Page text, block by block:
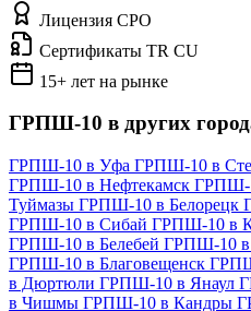
Лицензия СРО
Сертификаты TR CU
15+ лет на рынке
ГРПШ-10 в других
ГРПШ-10 в Уфа ГРПШ-10 в
ГРПШ-10 в Нефтекамск ГРПШ-
Туймазы ГРПШ-10 в Белорецк
ГРПШ-10 в Сибай ГРПШ-10 в
ГРПШ-10 в Белебей ГРПШ-10 в
ГРПШ-10 в Благовещенск
в Дюртюли ГРПШ-10 в Янаул
в Чишмы ГРПШ-10 в Кандры